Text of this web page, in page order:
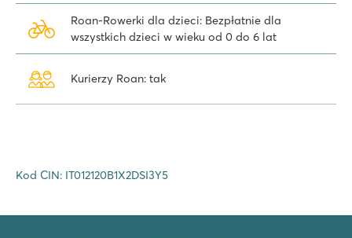
Roan-Rowerki dla dzieci: Bezpłatnie dla
wszystkich dzieci w wieku od 0 do 6 lat
Kurierzy Roan: tak
Kod CIN: IT012120B1X2DSI3Y5